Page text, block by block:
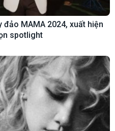
MAMA 2024, xuất hiện
spotlight